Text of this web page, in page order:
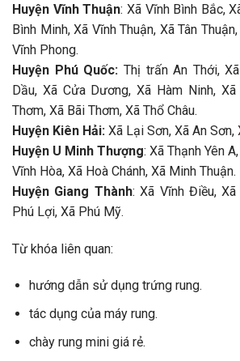
Huyện Vĩnh Thuận: Xã Vĩnh Bình Bắc,
Bình Minh, Xã Vĩnh Thuận, Xã Tân
Vĩnh Phong.
Huyện Phú Quốc: Thị trấn An Thới,
Dầu, Xã Cửa Dương, Xã Hàm Ninh,
Thơm, Xã Bãi Thơm, Xã Thổ Châu.
Huyện Kiên Hải: Xã Lại Sơn, Xã An Sơn,
Huyện U Minh Thượng: Xã Thạnh Yên
Vĩnh Hòa, Xã Hoà Chánh, Xã Minh Thuận.
Huyện Giang Thành: Xã Vĩnh Điều, Xã
Phú Lợi, Xã Phú Mỹ.
Từ khóa liên quan:
hướng dẫn sử dụng trứng rung.
tác dụng của máy rung.
chày rung mini giá rẻ.